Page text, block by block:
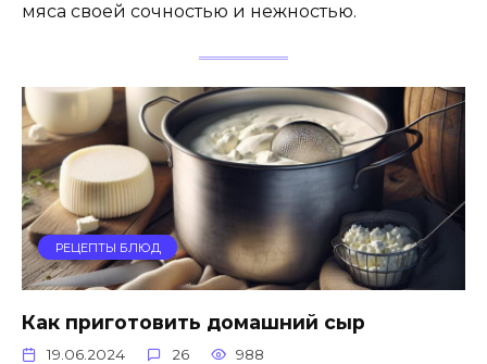
мяса своей сочностью и нежностью.
РЕЦЕПТЫ БЛЮД
Как приготовить домашний сыр
19.06.2024 26 988